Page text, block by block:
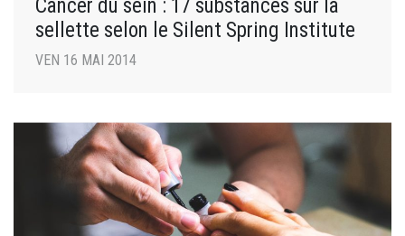
Cancer du sein : 17 substances sur la
sellette selon le Silent Spring Institute
VEN 16 MAI 2014